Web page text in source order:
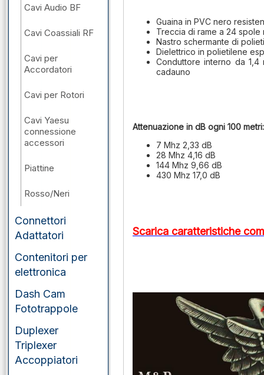
Cavi Audio BF
Cavi Coassiali RF
Cavi per
Accordatori
Cavi per Rotori
Cavi Yaesu
connessione
accessori
Piattine
Rosso/Neri
Connettori
Adattatori
Contenitori per
elettronica
Dash Cam
Fototrappole
Duplexer
Triplexer
Accoppiatori
Guaina in PVC nero
Treccia di rame a 24
Nastro schermante di
Dielettrico in polietilene
Conduttore interno da
cadauno
Attenuazione in dB ogni 100 metri:
7 Mhz 2,33 dB
28 Mhz 4,16 dB
144 Mhz 9,66 dB
430 Mhz 17,0 dB
Scarica caratteristiche